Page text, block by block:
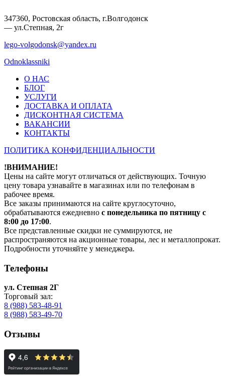
347360, Ростовская область, г.Волгодонск
— ул.Степная, 2г
lego-volgodonsk@yandex.ru
Odnoklassniki
О НАС
БЛОГ
УСЛУГИ
ДОСТАВКА И ОПЛАТА
ДИСКОНТНАЯ СИСТЕМА
ВАКАНСИИ
КОНТАКТЫ
ПОЛИТИКА КОНФИДЕНЦИАЛЬНОСТИ
!ВНИМАНИЕ!
Цены на сайте могут отличаться от действующих. Точную
цену товара узнавайте в магазинах или по телефонам в
рабочее время.
Все заказы принимаются на сайте круглосуточно,
обрабатываются ежедневно с понедельника по пятницу с
8:00 до 17:00.
Все представленные скидки не суммируются, не
распространяются на акционные товары, лес и металлопрокат.
Подробности уточняйте у менеджера.
Телефоны
ул. Степная 2Г
Торговый зал:
8 (988) 583-48-91
8 (988) 583-49-70
Отзывы